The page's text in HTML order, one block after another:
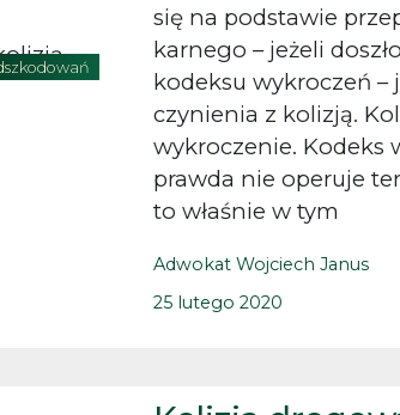
się na podstawie
karnego – jeżeli
kodeksu wykroczeń –
czynienia z kolizją.
wykroczenie. Kodeks
prawda nie operuje
to właśnie w tym
Adwokat Wojciech Janus
25 lutego 2020